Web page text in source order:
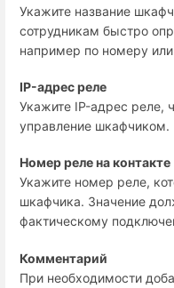
Укажите название
сотрудникам быстро
например по номеру
IP-адрес реле
Укажите IP-адрес реле,
управление шкафчиком.
Номер реле на контакте
Укажите номер реле,
шкафчика. Значение
фактическому
Комментарий
При необходимости